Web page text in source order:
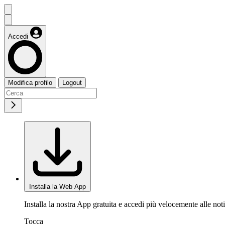
Accedi
Modifica profilo Logout
Installa la Web App
Installa la nostra App gratuita e accedi più velocemente alle
Tocca